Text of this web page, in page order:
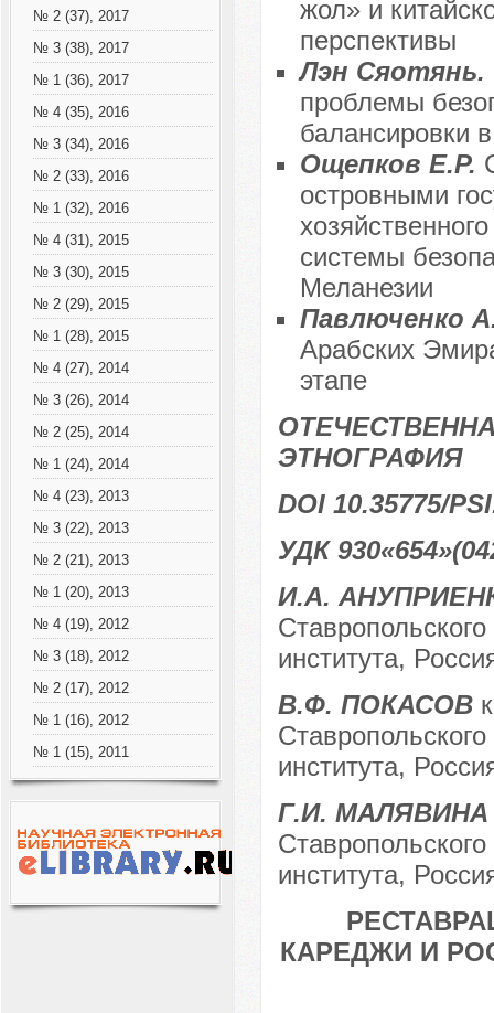
№ 2 (37), 2017
№ 3 (38), 2017
№ 1 (36), 2017
№ 4 (35), 2016
№ 3 (34), 2016
№ 2 (33), 2016
№ 1 (32), 2016
№ 4 (31), 2015
№ 3 (30), 2015
№ 2 (29), 2015
№ 1 (28), 2015
№ 4 (27), 2014
№ 3 (26), 2014
№ 2 (25), 2014
№ 1 (24), 2014
№ 4 (23), 2013
№ 3 (22), 2013
№ 2 (21), 2013
№ 1 (20), 2013
№ 4 (19), 2012
№ 3 (18), 2012
№ 2 (17), 2012
№ 1 (16), 2012
№ 1 (15), 2011
жол» и
перспективы
Лэн Сяотянь.
проблемы
балансировки
Ощепков Е.Р.
островными
системы
Меланезии
Павлюченко
Арабских
этапе
ЭТНОГРАФИЯ
DOI 10.35775/
УДК
И.А.
Ставропольского
института,
В.Ф. ПОКАСОВ
Ставропольского
института,
Г.И. МАЛЯВИНА
Ставропольского
института,
КАРЕДЖИ И